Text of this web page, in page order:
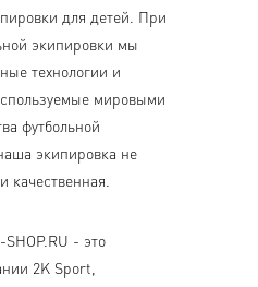
для детей. При
экипировки мы
технологии и
мировыми
футбольной
экипировка не
качественная.
- это
2K Sport,